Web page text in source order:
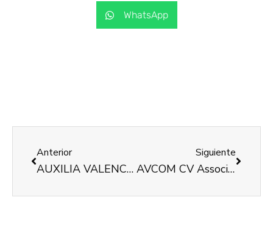
WhatsApp
Anterior
AUXILIA VALENCIA Asociación De Voluntariado Para La Integración Social Y Cultural De Personas Con Discapacidad
Siguiente
AVCOM CV Associació De Conductors Amb Discapacitat I Persones Amb Mobilitat Reduida